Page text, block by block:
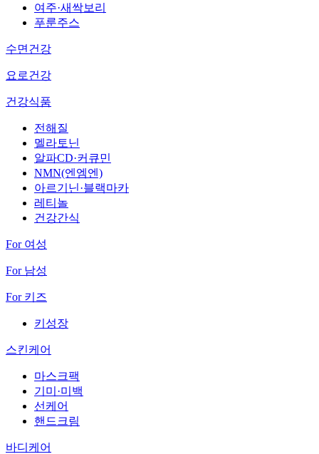
여주·새싹보리
푸룬주스
수면건강
요로건강
건강식품
전해질
멜라토닌
알파CD·커큐민
NMN(엔엠엔)
아르기닌·블랙마카
레티놀
건강간식
For 여성
For 남성
For 키즈
키성장
스킨케어
마스크팩
기미·미백
선케어
핸드크림
바디케어